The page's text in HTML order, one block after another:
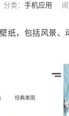
分类： 手机应用
纸，包括风景